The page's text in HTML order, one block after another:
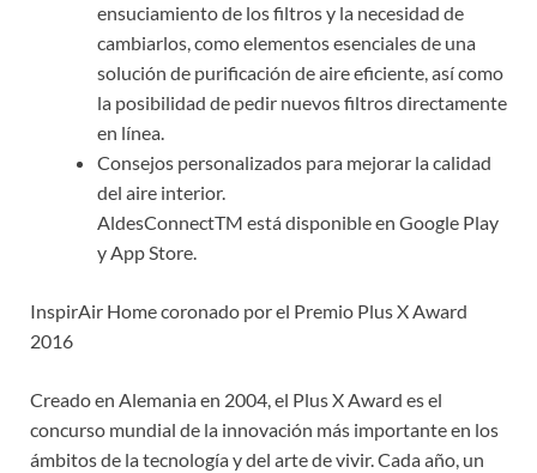
ensuciamiento de los filtros y la necesidad de
cambiarlos, como elementos esenciales de una
solución de purificación de aire eficiente, así como
la posibilidad de pedir nuevos filtros directamente
en línea.
Consejos personalizados para mejorar la calidad
del aire interior.
AldesConnectTM está disponible en Google Play
y App Store.
InspirAir Home coronado por el Premio Plus X Award
2016
Creado en Alemania en 2004, el Plus X Award es el
concurso mundial de la innovación más importante en los
ámbitos de la tecnología y del arte de vivir. Cada año, un